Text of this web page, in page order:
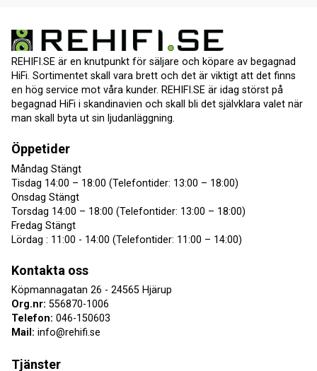
REHIFI.SE är en knutpunkt för säljare och köpare av begagnad
HiFi. Sortimentet skall vara brett och det är viktigt att det finns
en hög service mot våra kunder. REHIFI.SE är idag störst på
begagnad HiFi i skandinavien och skall bli det självklara valet när
man skall byta ut sin ljudanläggning.
Öppetider
Måndag Stängt
Tisdag 14:00 – 18:00 (Telefontider: 13:00 – 18:00)
Onsdag Stängt
Torsdag 14:00 – 18:00 (Telefontider: 13:00 – 18:00)
Fredag Stängt
Lördag : 11:00 - 14:00 (Telefontider: 11:00 – 14:00)
Kontakta oss
Köpmannagatan 26 - 24565 Hjärup
Org.nr: 556870-1006
Telefon: 046-150603
Mail: info@rehifi.se
Tjänster